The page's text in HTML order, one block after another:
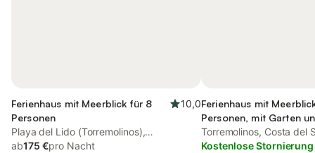
Ferienhaus mit Meerblick für 8
Personen
10,0
Playa del Lido (Torremolinos),
Torremolinos
ab175 €pro Nacht
Ferienhaus mit
Personen, mit Garten
Whirlpool,
Torremolinos, Costa del
Kostenlose Stornierung